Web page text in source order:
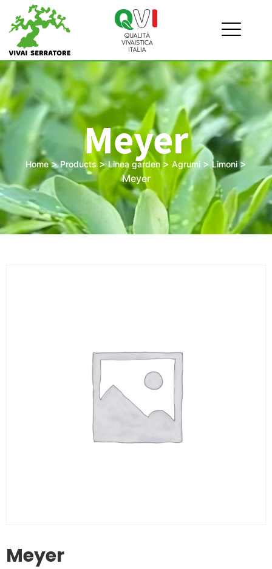
Meyer
Home>Products>Linea garden > Agrumi >Limoni>
Meyer
Meyer